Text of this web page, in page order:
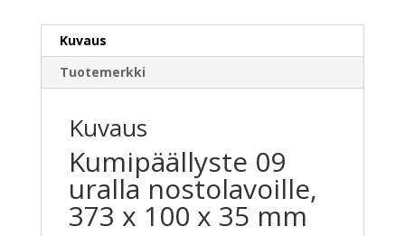
Kuvaus
Tuotemerkki
Kuvaus
Kumipäällyste 09
uralla nostolavoille,
373 x 100 x 35 mm